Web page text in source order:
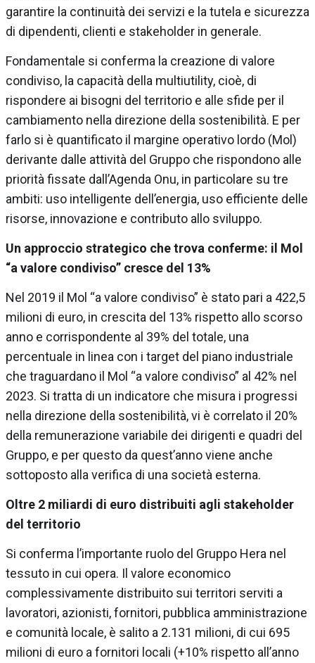
garantire la continuità dei servizi e la tutela e sicurezza
di dipendenti, clienti e stakeholder in generale.
Fondamentale si conferma la creazione di valore
condiviso, la capacità della multiutility, cioè, di
rispondere ai bisogni del territorio e alle sfide per il
cambiamento nella direzione della sostenibilità. E per
farlo si è quantificato il margine operativo lordo (Mol)
derivante dalle attività del Gruppo che rispondono alle
priorità fissate dall’Agenda Onu, in particolare su tre
ambiti: uso intelligente dell’energia, uso efficiente delle
risorse, innovazione e contributo allo sviluppo.
Un approccio strategico che trova conferme: il Mol
“a valore condiviso” cresce del 13%
Nel 2019 il Mol “a valore condiviso” è stato pari a 422,5
milioni di euro, in crescita del 13% rispetto allo scorso
anno e corrispondente al 39% del totale, una
percentuale in linea con i target del piano industriale
che traguardano il Mol “a valore condiviso” al 42% nel
2023. Si tratta di un indicatore che misura i progressi
nella direzione della sostenibilità, vi è correlato il 20%
della remunerazione variabile dei dirigenti e quadri del
Gruppo, e per questo da quest’anno viene anche
sottoposto alla verifica di una società esterna.
Oltre 2 miliardi di euro distribuiti agli stakeholder
del territorio
Si conferma l’importante ruolo del Gruppo Hera nel
tessuto in cui opera. Il valore economico
complessivamente distribuito sui territori serviti a
lavoratori, azionisti, fornitori, pubblica amministrazione
e comunità locale, è salito a 2.131 milioni, di cui 695
milioni di euro a fornitori locali (+10% rispetto all’anno